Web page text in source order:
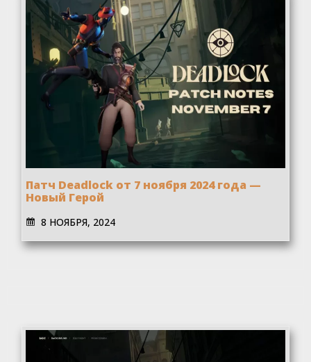
Патч Deadlock от 7 ноября 2024 года —
Новый Герой
8 НОЯБРЯ, 2024